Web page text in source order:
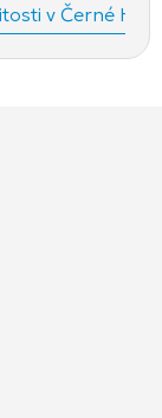
v Černé Hoře